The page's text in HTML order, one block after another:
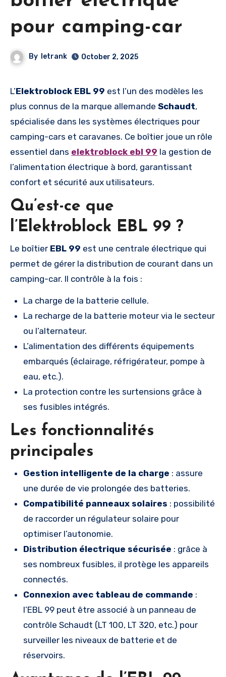
pour camping-car
By letrank October 2, 2025
L’Elektroblock EBL 99 est l’un des modèles les
plus connus de la marque allemande Schaudt,
spécialisée dans les systèmes électriques pour
camping-cars et caravanes. Ce boîtier joue un rôle
essentiel dans elektroblock ebl 99 la gestion de
l’alimentation électrique à bord, garantissant
confort et sécurité aux utilisateurs.
Qu’est-ce que
l’Elektroblock EBL 99 ?
Le boîtier EBL 99 est une centrale électrique qui
permet de gérer la distribution de courant dans un
camping-car. Il contrôle à la fois :
La charge de la batterie cellule.
La recharge de la batterie moteur via le secteur
ou l’alternateur.
L’alimentation des différents équipements
embarqués (éclairage, réfrigérateur, pompe à
eau, etc.).
La protection contre les surtensions grâce à
ses fusibles intégrés.
Les fonctionnalités
principales
Gestion intelligente de la charge : assure
une durée de vie prolongée des batteries.
Compatibilité panneaux solaires : possibilité
de raccorder un régulateur solaire pour
optimiser l’autonomie.
Distribution électrique sécurisée : grâce à
ses nombreux fusibles, il protège les appareils
connectés.
Connexion avec tableau de commande :
l’EBL 99 peut être associé à un panneau de
contrôle Schaudt (LT 100, LT 320, etc.) pour
surveiller les niveaux de batterie et de
réservoirs.